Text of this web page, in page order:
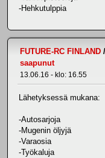
-Hehkutulppia
FUTURE-RC FINLAND /
saapunut
13.06.16 - klo: 16.55
Lähetyksessä mukana:
-Autosarjoja
-Mugenin öljyjä
-Varaosia
-Työkaluja